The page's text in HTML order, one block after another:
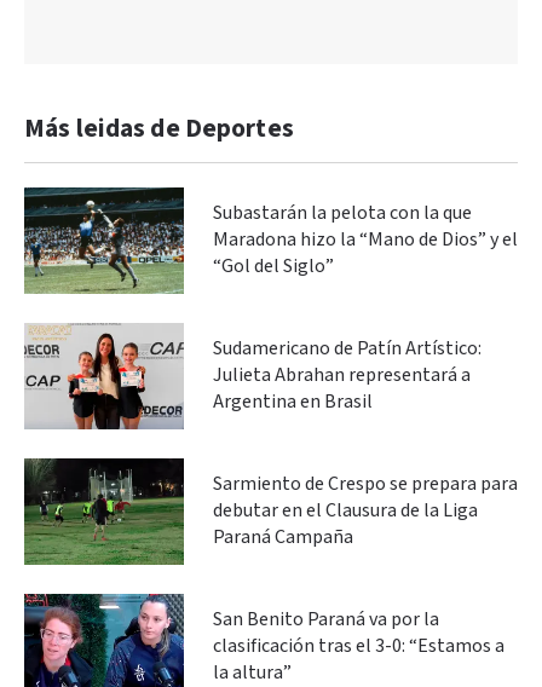
Más leidas de Deportes
Subastarán la pelota con la que
Maradona hizo la “Mano de Dios” y el
“Gol del Siglo”
Sudamericano de Patín Artístico:
Julieta Abrahan representará a
Argentina en Brasil
Sarmiento de Crespo se prepara para
debutar en el Clausura de la Liga
Paraná Campaña
San Benito Paraná va por la
clasificación tras el 3-0: “Estamos a
la altura”